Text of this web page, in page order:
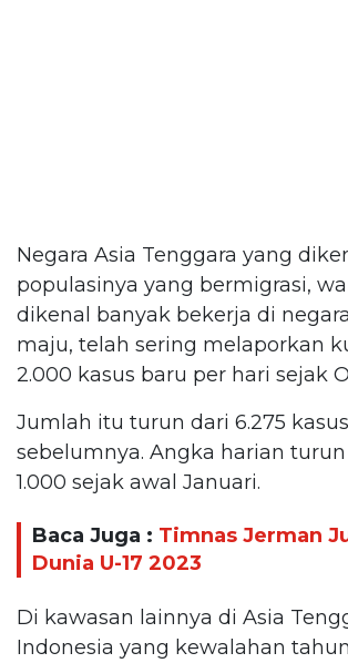
Negara Asia Tenggara yang
populasinya yang bermigrasi,
dikenal banyak bekerja di
maju, telah sering melaporkan
2.000 kasus baru per hari sejak
Jumlah itu turun dari 6.275 kasus
sebelumnya. Angka harian
1.000 sejak awal Januari.
Baca Juga : Timnas Jerman
Dunia U-17 2023
Di kawasan lainnya di Asia
Indonesia yang kewalahan